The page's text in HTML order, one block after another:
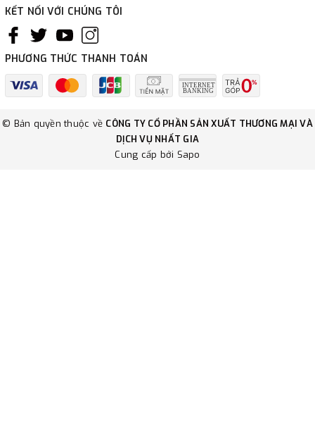
KẾT NỐI VỚI CHÚNG TÔI
PHƯƠNG THỨC THANH TOÁN
© Bản quyền thuộc về CÔNG TY CỔ PHẦN SẢN XUẤT THƯƠNG MẠI VÀ
DỊCH VỤ NHẤT GIA
Cung cấp bởi Sapo